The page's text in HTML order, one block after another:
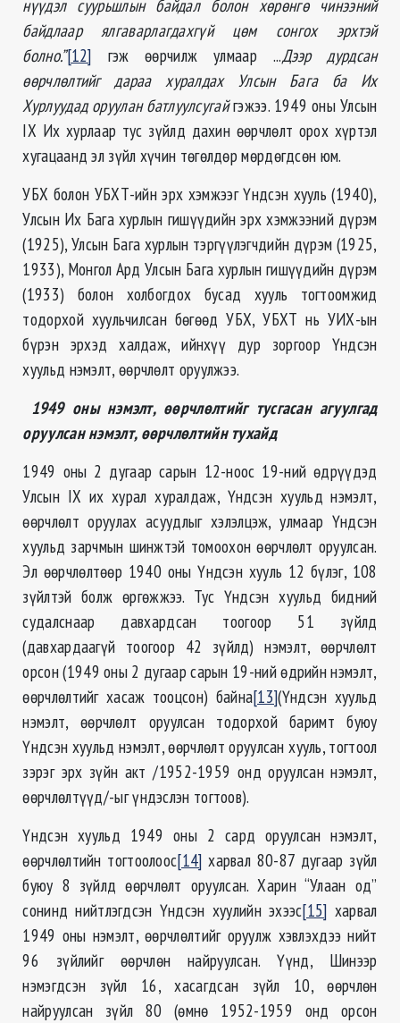
нүүдэл суурьшлын байдал болон хөрөнгө чинээний
байдлаар ялгаварлагдахгүй цөм сонгох эрхтэй
болно.”[12] гэж өөрчилж улмаар ...Дээр дурдсан
өөрчлөлтийг дараа хуралдах Улсын Бага ба Их
Хурлуудад оруулан батлуулсугайгэжээ. 1949 оны Улсын
IX Их хурлаар тус зүйлд дахин өөрчлөлт орох хүртэл
хугацаанд эл зүйл хүчин төгөлдөр мөрдөгдсөн юм.
УБХ болон УБХТ-ийн эрх хэмжээг Үндсэн хууль (1940),
Улсын Их Бага хурлын гишүүдийн эрх хэмжээний дүрэм
(1925), Улсын Бага хурлын тэргүүлэгчдийн дүрэм (1925,
1933), Монгол Ард Улсын Бага хурлын гишүүдийн дүрэм
(1933) болон холбогдох бусад хууль тогтоомжид
тодорхой хуульчилсан бөгөөд УБХ, УБХТ нь УИХ-ын
бүрэн эрхэд халдаж, ийнхүү дур зоргоор Үндсэн
хуульд нэмэлт, өөрчлөлт оруулжээ.
1949 оны нэмэлт, өөрчлөлтийг тусгасан агуулгад
оруулсан нэмэлт, өөрчлөлтийн тухайд
1949 оны 2 дугаар сарын 12-ноос 19-ний өдрүүдэд
Улсын IX их хурал хуралдаж, Үндсэн хуульд нэмэлт,
өөрчлөлт оруулах асуудлыг хэлэлцэж, улмаар Үндсэн
хуульд зарчмын шинжтэй томоохон өөрчлөлт оруулсан.
Эл өөрчлөлтөөр 1940 оны Үндсэн хууль 12 бүлэг, 108
зүйлтэй болж өргөжжээ. Тус Үндсэн хуульд бидний
судалснаар давхардсан тоогоор 51 зүйлд
(давхардаагүй тоогоор 42 зүйлд) нэмэлт, өөрчлөлт
орсон (1949 оны 2 дугаар сарын 19-ний өдрийн нэмэлт,
өөрчлөлтийг хасаж тооцсон) байна[13](Үндсэн хуульд
нэмэлт, өөрчлөлт оруулсан тодорхой баримт буюу
Үндсэн хуульд нэмэлт, өөрчлөлт оруулсан хууль, тогтоол
зэрэг эрх зүйн акт /1952-1959 онд оруулсан нэмэлт,
өөрчлөлтүүд/-ыг үндэслэн тогтоов).
Үндсэн хуульд 1949 оны 2 сард оруулсан нэмэлт,
өөрчлөлтийн тогтоолоос[14] харвал 80-87 дугаар зүйл
буюу 8 зүйлд өөрчлөлт оруулсан. Харин “Улаан од”
сонинд нийтлэгдсэн Үндсэн хуулийн эхээс[15] харвал
1949 оны нэмэлт, өөрчлөлтийг оруулж хэвлэхдээ нийт
96 зүйлийг өөрчлөн найруулсан. Үүнд, Шинээр
нэмэгдсэн зүйл 16, хасагдсан зүйл 10, өөрчлөн
найруулсан зүйл 80 (өмнө 1952-1959 онд орсон